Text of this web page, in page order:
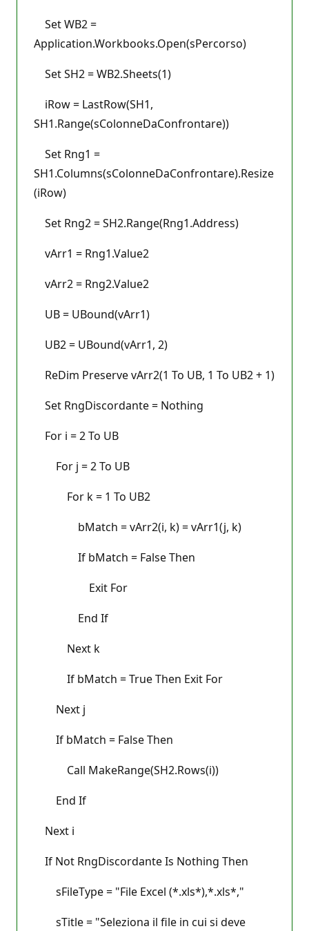
Set WB2 =
Application.Workbooks.Open(sPercorso)
Set SH2 = WB2.Sheets(1)
iRow = LastRow(SH1,
SH1.Range(sColonneDaConfrontare))
Set Rng1 =
SH1.Columns(sColonneDaConfrontare).Resize
(iRow)
Set Rng2 = SH2.Range(Rng1.Address)
vArr1 = Rng1.Value2
vArr2 = Rng2.Value2
UB = UBound(vArr1)
UB2 = UBound(vArr1, 2)
ReDim Preserve vArr2(1 To UB, 1 To UB2 + 1)
Set RngDiscordante = Nothing
For i = 2 To UB
For j = 2 To UB
For k = 1 To UB2
bMatch = vArr2(i, k) = vArr1(j, k)
If bMatch = False Then
Exit For
End If
Next k
If bMatch = True Then Exit For
Next j
If bMatch = False Then
Call MakeRange(SH2.Rows(i))
End If
Next i
If Not RngDiscordante Is Nothing Then
sFileType = "File Excel (*.xls*),*.xls*,"
sTitle = "Seleziona il file in cui si deve